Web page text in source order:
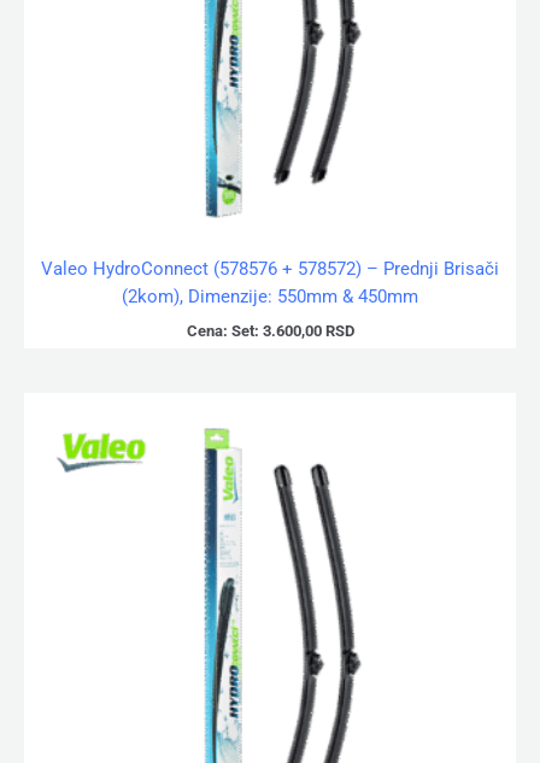
Valeo HydroConnect (578576 + 578572) – Prednji Brisači
(2kom), Dimenzije: 550mm & 450mm
Cena: Set: 3.600,00 RSD